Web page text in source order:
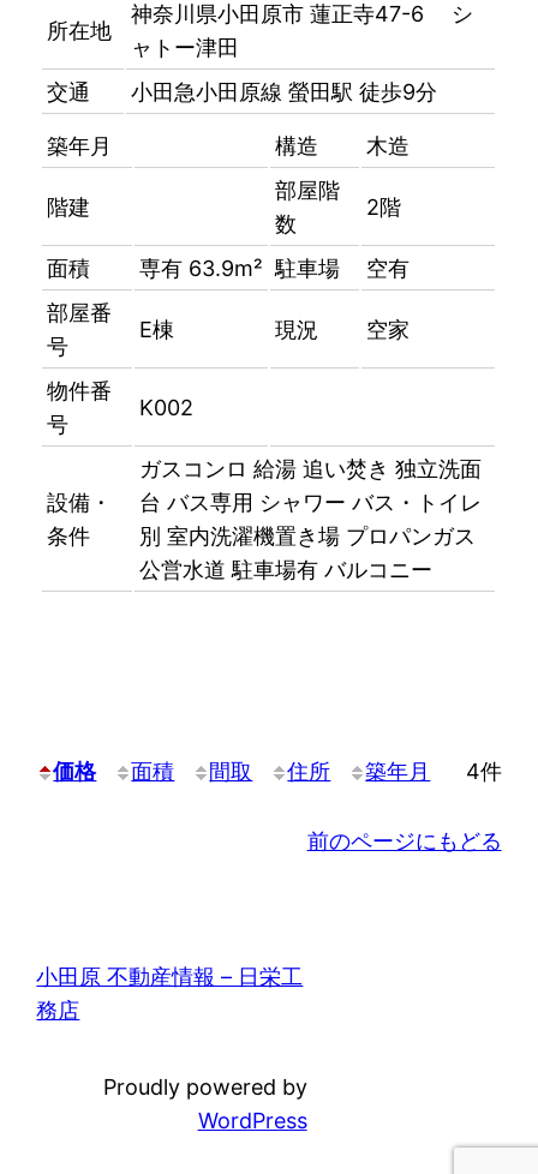
所在地
神奈川県小田原市 蓮正寺47-6 シ
ャトー津田
交通
小田急小田原線 螢田駅 徒歩9分
築年月 構造 木造
階建
部屋階
数
2階
面積 専有 63.9m² 駐車場
空有
部屋番
号
E棟 現況 空家
物件番
号
K002
設備・
条件
ガスコンロ 給湯 追い焚き 独立洗面
台 バス専用 シャワー バス・トイレ
別 室内洗濯機置き場 プロパンガス
公営水道 駐車場有 バルコニー
価格 面積 間取 住所 築年月 4件
前のページにもどる
小田原 不動産情報 – 日栄工
務店
Proudly powered by
WordPress